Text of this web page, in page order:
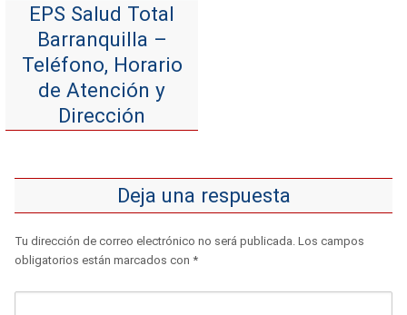
EPS Salud Total
Barranquilla –
Teléfono, Horario
de Atención y
Dirección
Deja una respuesta
Tu dirección de correo electrónico no será publicada. Los campos
obligatorios están marcados con *